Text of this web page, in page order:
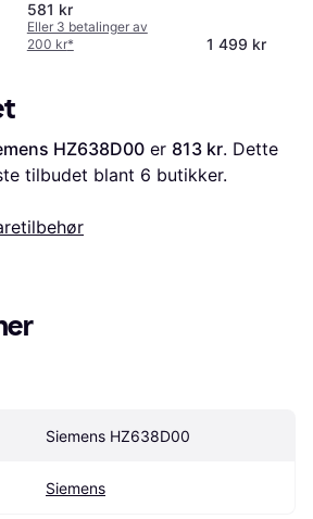
581 kr
Eller 3 betalinger av
200 kr* 1 499 kr
HZ638D00 er 813 kr. Dette
tilbudet blant 6 butikker.
Siemens HZ638D00
Siemens